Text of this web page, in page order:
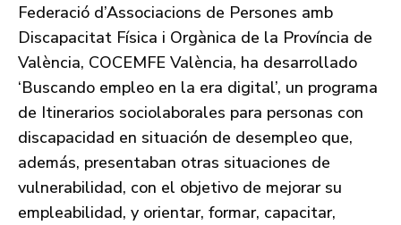
Federació d’Associacions de Persones amb
Discapacitat Física i Orgànica de la Província de
València, COCEMFE València, ha desarrollado
‘Buscando empleo en la era digital’, un programa
de Itinerarios sociolaborales para personas con
discapacidad en situación de desempleo que,
además, presentaban otras situaciones de
vulnerabilidad, con el objetivo de mejorar su
empleabilidad, y orientar, formar, capacitar,